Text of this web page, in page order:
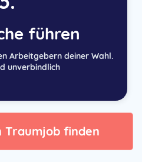
führen
Arbeitgebern deiner Wahl.
unverbindlich
Traumjob finden